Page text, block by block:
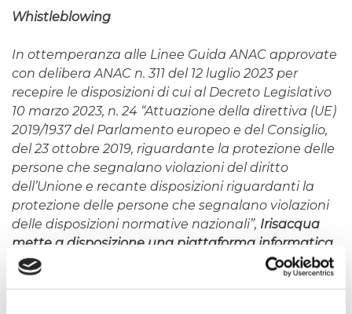
Whistleblowing
In ottemperanza alle Linee Guida ANAC approvate
con delibera ANAC n. 311 del 12 luglio 2023 per
recepire le disposizioni di cui al Decreto Legislativo
10 marzo 2023, n. 24 “Attuazione della direttiva (UE)
2019/1937 del Parlamento europeo e del Consiglio,
del 23 ottobre 2019, riguardante la protezione delle
persone che segnalano violazioni del diritto
dell’Unione e recante disposizioni riguardanti la
protezione delle persone che segnalano violazioni
delle disposizioni normative nazionali”, Irisacqua
mette a disposizione una piattaforma informatica
con cui poter effettuare le segnalazioni
, con
massima garanzia di riservatezza circa l’identità